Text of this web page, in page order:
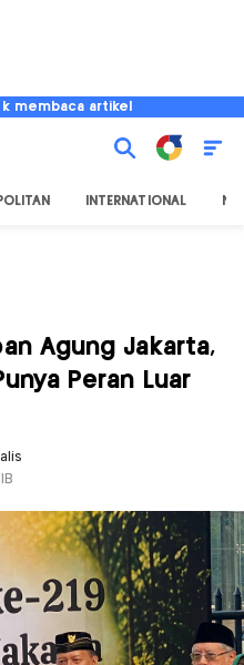
membaca artikel
INTERNATIONAL
Agung Jakarta,
Peran Luar